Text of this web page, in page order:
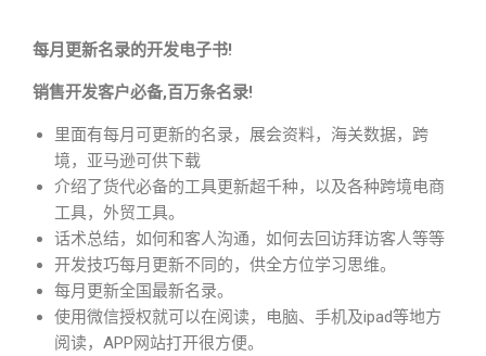
每月更新名录的开发电子书!
销售开发客户必备,百万条名录!
里面有每月可更新的名录，展会资料，海关数据，跨
境，亚马逊可供下载
介绍了货代必备的工具更新超千种，以及各种跨境电商
工具，外贸工具。
话术总结，如何和客人沟通，如何去回访拜访客人等等
开发技巧每月更新不同的，供全方位学习思维。
每月更新全国最新名录。
使用微信授权就可以在阅读，电脑、手机及ipad等地方
阅读，APP网站打开很方便。